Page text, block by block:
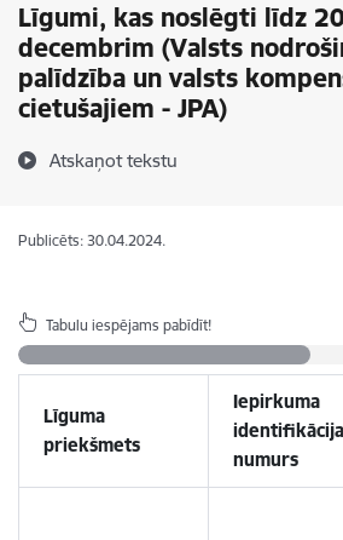
Līgumi, kas noslēgti līdz
decembrim (Valsts
palīdzība un valsts
cietušajiem - JPA)
Atskaņot tekstu
Publicēts: 30.04.2024.
Tabulu iespējams pabīdīt!
Līguma
priekšmets
Iepirkuma
numurs